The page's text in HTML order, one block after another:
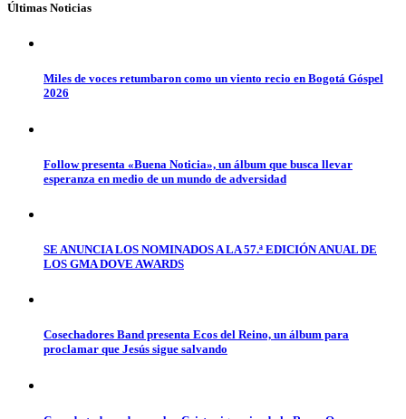
Últimas Noticias
Miles de voces retumbaron como un viento recio en Bogotá Góspel
2026
Follow presenta «Buena Noticia», un álbum que busca llevar
esperanza en medio de un mundo de adversidad
SE ANUNCIA LOS NOMINADOS A LA 57.ª EDICIÓN ANUAL DE
LOS GMA DOVE AWARDS
Cosechadores Band presenta Ecos del Reino, un álbum para
proclamar que Jesús sigue salvando